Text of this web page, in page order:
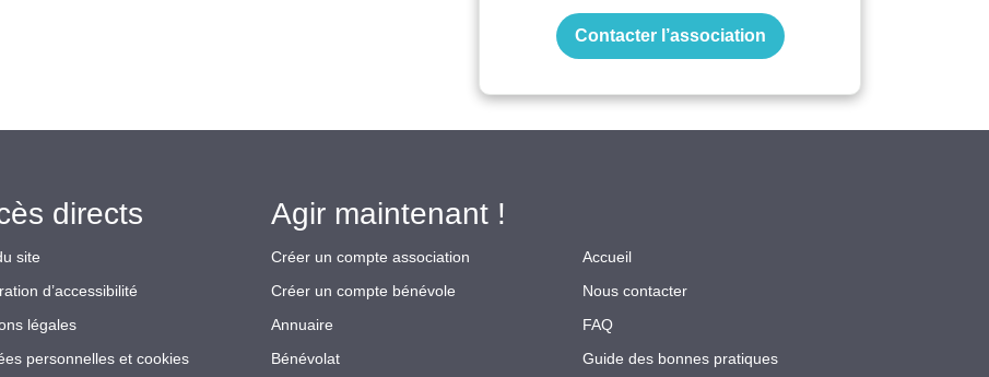
Contacter l’association
directs
site
d’accessibilité
légales
personnelles et cookies
Agir maintenant !
Créer un compte association
Créer un compte bénévole
Annuaire
Bénévolat
Accueil
Nous contacter
FAQ
Guide des bonnes pratiques